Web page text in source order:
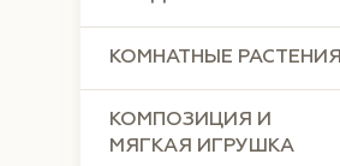
КОМНАТНЫЕ РАСТЕНИЯ
КОМПОЗИЦИЯ И
МЯГКАЯ ИГРУШКА